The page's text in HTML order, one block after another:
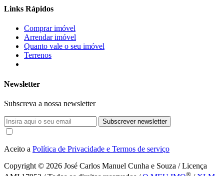
Links Rápidos
Comprar imóvel
Arrendar imóvel
Quanto vale o seu imóvel
Terrenos
Newsletter
Subscreva a nossa newsletter
Subscrever newsletter
Aceito a Política de Privacidade e Termos de serviço
Copyright © 2026 José Carlos Manuel Cunha e Souza / Licença
®